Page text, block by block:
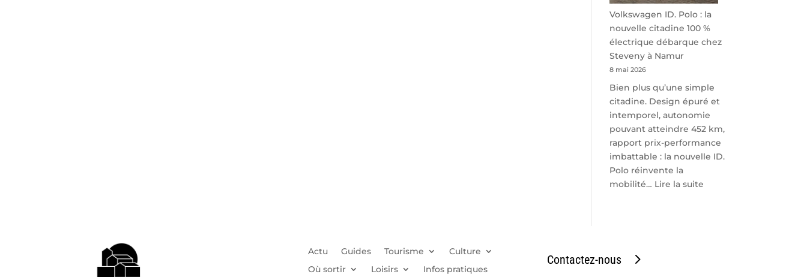
Volkswagen ID. Polo : la
nouvelle citadine 100 %
électrique débarque chez
Steveny à Namur
8 mai 2026
Bien plus qu’une simple
citadine. Design épuré et
intemporel, autonomie
pouvant atteindre 452 km,
rapport prix-performance
imbattable : la nouvelle ID.
Polo réinvente la
mobilité… Lire la suite
Actu Guides Tourisme
Culture
Où sortir
Loisirs Infos pratiques
Contactez-nous